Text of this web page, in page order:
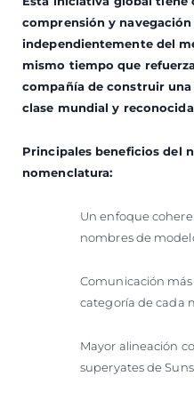
comprensión y
independientemente del
mismo tiempo que
compañía de construir
clase mundial y
Principales beneficios del
nomenclatura:
Un enfoque
nombres de
Comunicación
categoría de cada
Mayor alineación
superyates de